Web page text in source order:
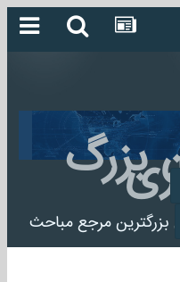
بزرگ
بزرگترین مرجع مباحث